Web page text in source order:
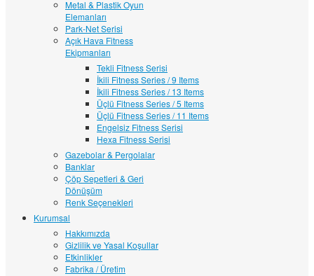
Metal & Plastik Oyun
Elemanları
Park-Net Serisi
Açık Hava Fitness
Ekipmanları
Tekli Fitness Serisi
İkili Fitness Series / 9 Items
İkili Fitness Series / 13 Items
Üçlü Fitness Series / 5 Items
Üçlü Fitness Series / 11 Items
Engelsiz Fitness Serisi
Hexa Fitness Serisi
Gazebolar & Pergolalar
Banklar
Çöp Sepetleri & Geri
Dönüşüm
Renk Seçenekleri
Kurumsal
Hakkımızda
Gizlilik ve Yasal Koşullar
Etkinlikler
Fabrika / Üretim